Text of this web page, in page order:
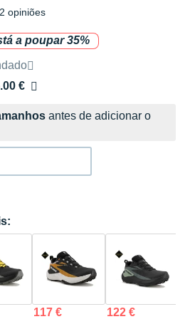
opiniões
a poupar 35%
pela marca
€
antes de adicionar o
117 € 122 €